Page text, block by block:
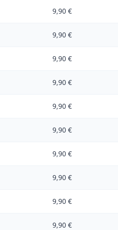
9,90 €
9,90 €
9,90 €
9,90 €
9,90 €
9,90 €
9,90 €
9,90 €
9,90 €
9,90 €